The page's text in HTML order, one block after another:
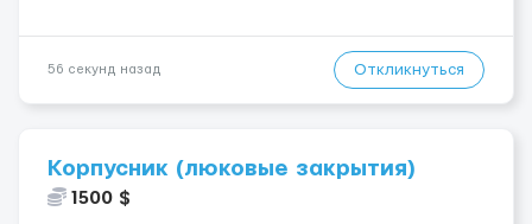
56 секунд назад Откликнуться
Корпусник (люковые закрытия)
1500 $